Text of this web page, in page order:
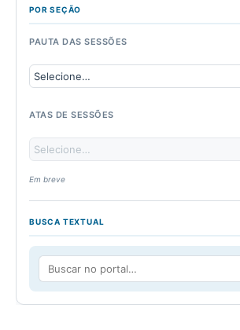
POR SEÇÃO
PAUTA DAS SESSÕES
ATAS DE SESSÕES
Em breve
BUSCA TEXTUAL